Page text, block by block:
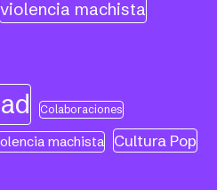
violencia machista
Colaboraciones
machista Cultura Pop